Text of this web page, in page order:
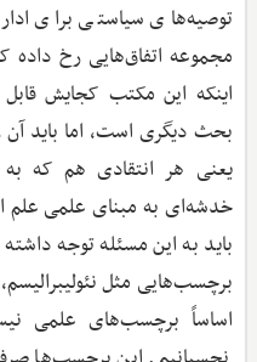
توصیه‌های سیاستی برای
مجموعه اتفاق‌هایی رخ داده
اینکه این مکتب کجایش
بحث دیگری است، اما باید آن
یعنی هر انتقادی هم که به
خدشه‌ای به مبنای علمی علم
باید به این مسئله توجه
برچسب‌هایی مثل
اساساً برچسب‌های علمی